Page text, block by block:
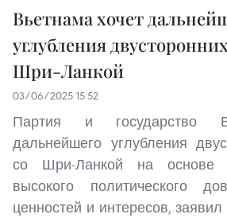
Вьетнама хочет
углубления
Шри-Ланкой
03/06/2025 15:52
Партия и государство
дальнейшего углубления
со Шри-Ланкой на основе
высокого политического
ценностей и интересов,